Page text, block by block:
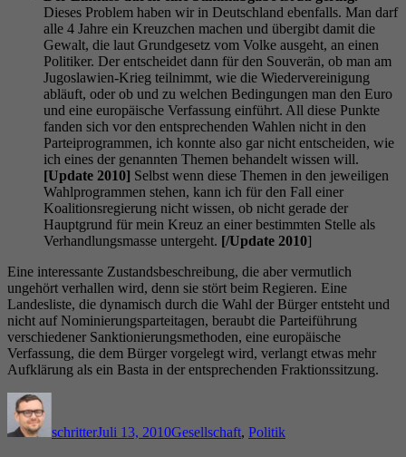
Dieses Problem haben wir in Deutschland ebenfalls. Man darf
alle 4 Jahre ein Kreuzchen machen und übergibt damit die
Gewalt, die laut Grundgesetz vom Volke ausgeht, an einen
Politiker. Der entscheidet dann für den Souverän, ob man am
Jugoslawien-Krieg teilnimmt, wie die Wiedervereinigung
abläuft, oder ob und zu welchen Bedingungen man den Euro
und eine europäische Verfassung einführt. All diese Punkte
fanden sich vor den entsprechenden Wahlen nicht in den
Parteiprogrammen, ich konnte also gar nicht entscheiden, wie
ich eines der genannten Themen behandelt wissen will.
[Update 2010] Selbst wenn diese Themen in den jeweiligen
Wahlprogrammen stehen, kann ich für den Fall einer
Koalitionsregierung nicht wissen, ob nicht gerade der
Hauptgrund für mein Kreuz an einer bestimmten Stelle als
Verhandlungsmasse untergeht. [/Update 2010]
Eine interessante Zustandsbeschreibung, die aber vermutlich
ungehört verhallen wird, denn sie stört beim Regieren. Eine
Landesliste, die dynamisch durch die Wahl der Bürger entsteht und
nicht auf Nominierungsparteitagen, beraubt die Parteiführung
verschiedener Sanktionierungsmethoden, eine europäische
Verfassung, die dem Bürger vorgelegt wird, verlangt etwas mehr
Aufklärung als ein Basta in der entsprechenden Fraktionssitzung.
schritterJuli 13, 2010Gesellschaft, Politik